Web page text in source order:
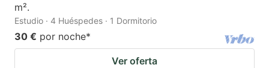
m².
Estudio · 4 Huéspedes · 1 Dormitorio
30 € por noche*
Ver oferta